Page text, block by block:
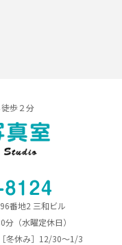
歩２分
番地2 三和ビル
（水曜定休日）
冬休み］12/30～1/3